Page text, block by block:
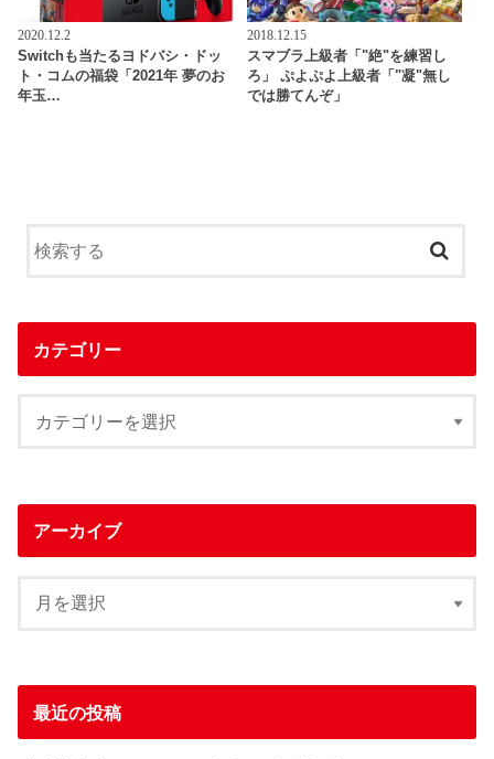
2020.12.2
Switchも当たるヨドバシ・ドッ
ト・コムの福袋「2021年 夢のお
年玉…
2018.12.15
スマブラ上級者「"絶"を練習し
ろ」 ぷよぷよ上級者「"凝"無し
では勝てんぞ」
カテゴリー
アーカイブ
最近の投稿